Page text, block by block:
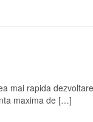
rapida
maxima de […]